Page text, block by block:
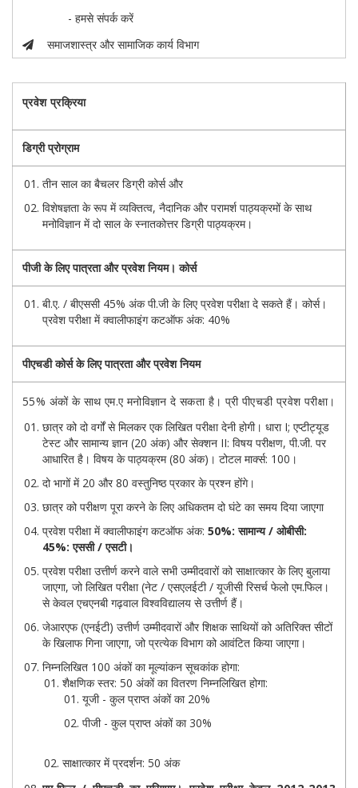
- हमसे संपर्क करें
समाजशास्त्र और सामाजिक कार्य विभाग
प्रवेश प्रक्रिया
डिग्री प्रोग्राम
तीन साल का बैचलर डिग्री कोर्स और
विशेषज्ञता के रूप में व्यक्तित्व, नैदानिक ​​और परामर्श पाठ्यक्रमों के साथ
मनोविज्ञान में दो साल के स्नातकोत्तर डिग्री पाठ्यक्रम।
पीजी के लिए पात्रता और प्रवेश नियम। कोर्स
बी.ए. / बीएससी 45% अंक पी.जी के लिए प्रवेश परीक्षा दे सकते हैं। कोर्स।
प्रवेश परीक्षा में क्वालीफाइंग कटऑफ अंक: 40%
पीएचडी कोर्स के लिए पात्रता और प्रवेश नियम
55% अंकों के साथ एम.ए मनोविज्ञान दे सकता है। प्री पीएचडी प्रवेश परीक्षा।
छात्र को दो वर्गों से मिलकर एक लिखित परीक्षा देनी होगी। धारा I; एप्टीट्यूड
टेस्ट और सामान्य ज्ञान (20 अंक) और सेक्शन II: विषय परीक्षण, पी.जी. पर
आधारित है। विषय के पाठ्यक्रम (80 अंक)। टोटल मार्क्स: 100।
दो भागों में 20 और 80 वस्तुनिष्ठ प्रकार के प्रश्न होंगे।
छात्र को परीक्षण पूरा करने के लिए अधिकतम दो घंटे का समय दिया जाएगा
प्रवेश परीक्षा में क्वालीफाइंग कटऑफ अंक: 50%: सामान्य / ओबीसी:
45%: एससी / एसटी।
प्रवेश परीक्षा उत्तीर्ण करने वाले सभी उम्मीदवारों को साक्षात्कार के लिए बुलाया
जाएगा, जो लिखित परीक्षा (नेट / एसएलईटी / यूजीसी रिसर्च फेलो एम.फिल।
से केवल एचएनबी गढ़वाल विश्वविद्यालय से उत्तीर्ण हैं।
जेआरएफ (एनईटी) उत्तीर्ण उम्मीदवारों और शिक्षक साथियों को अतिरिक्त सीटों
के खिलाफ गिना जाएगा, जो प्रत्येक विभाग को आवंटित किया जाएगा।
निम्नलिखित 100 अंकों का मूल्यांकन सूचकांक होगा:
शैक्षणिक स्तर: 50 अंकों का वितरण निम्नलिखित होगा:
यूजी - कुल प्राप्त अंकों का 20%
पीजी - कुल प्राप्त अंकों का 30%
साक्षात्कार में प्रदर्शन: 50 अंक